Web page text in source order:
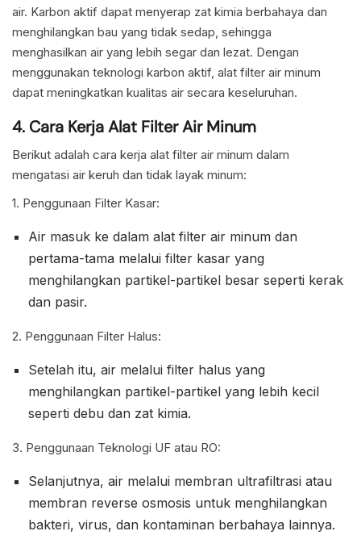
air. Karbon aktif dapat menyerap zat kimia berbahaya dan
menghilangkan bau yang tidak sedap, sehingga
menghasilkan air yang lebih segar dan lezat. Dengan
menggunakan teknologi karbon aktif, alat filter air minum
dapat meningkatkan kualitas air secara keseluruhan.
4. Cara Kerja Alat Filter Air Minum
Berikut adalah cara kerja alat filter air minum dalam
mengatasi air keruh dan tidak layak minum:
1. Penggunaan Filter Kasar:
Air masuk ke dalam alat filter air minum dan
pertama-tama melalui filter kasar yang
menghilangkan partikel-partikel besar seperti kerak
dan pasir.
2. Penggunaan Filter Halus:
Setelah itu, air melalui filter halus yang
menghilangkan partikel-partikel yang lebih kecil
seperti debu dan zat kimia.
3. Penggunaan Teknologi UF atau RO:
Selanjutnya, air melalui membran ultrafiltrasi atau
membran reverse osmosis untuk menghilangkan
bakteri, virus, dan kontaminan berbahaya lainnya.